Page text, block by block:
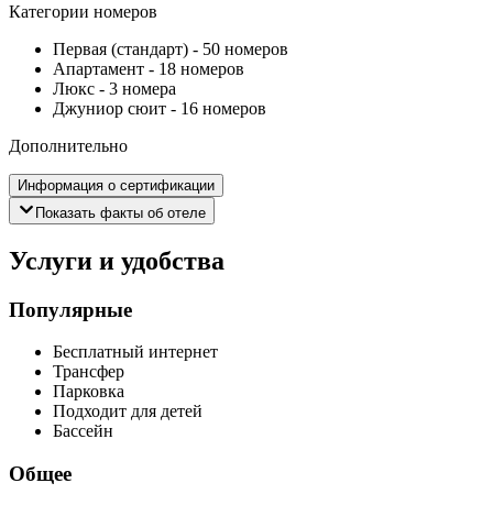
Категории номеров
Первая (стандарт) - 50 номеров
Апартамент - 18 номеров
Люкс - 3 номера
Джуниор сюит - 16 номеров
Дополнительно
Информация о сертификации
Показать факты об отеле
Услуги и удобства
Популярные
Бесплатный интернет
Трансфер
Парковка
Подходит для детей
Бассейн
Общее